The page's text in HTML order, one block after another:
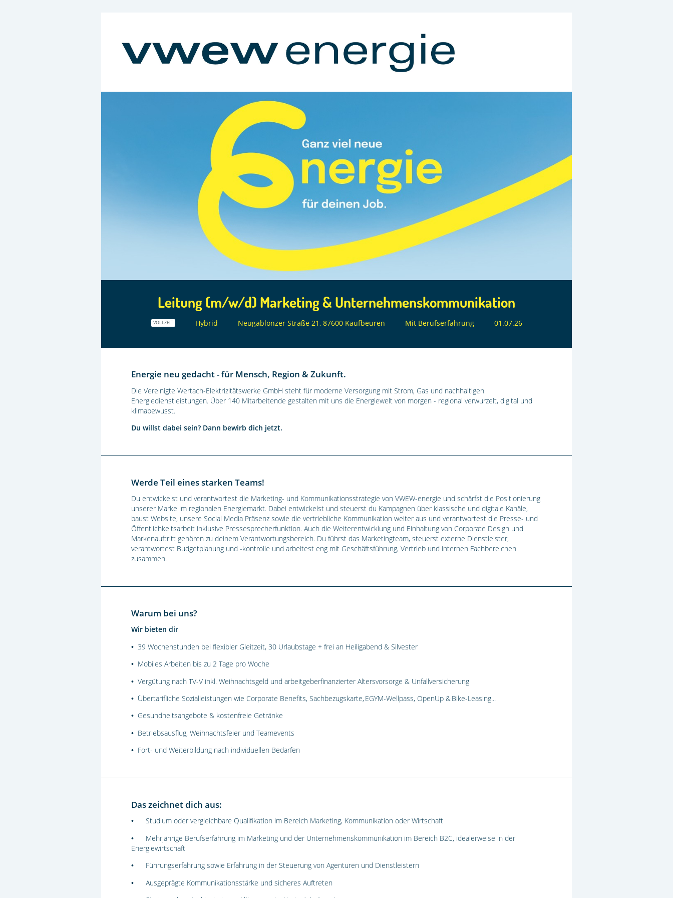
Leitung (m/w/d) Marketing & Unternehmenskommunikation
VOLLZEIT Hybrid Neugablonzer Straße 21, 87600 Kaufbeuren Mit Berufserfahrung 01.07.26
Energie neu gedacht - für Mensch, Region & Zukunft.
Die Vereinigte Wertach-Elektrizitätswerke GmbH steht für moderne Versorgung mit Strom, Gas und nachhaltigen
Energiedienstleistungen. Über 140 Mitarbeitende gestalten mit uns die Energiewelt von morgen - regional verwurzelt, digital und
klimabewusst.
Du willst dabei sein? Dann bewirb dich jetzt.
Werde Teil eines starken Teams!
Du entwickelst und verantwortest die Marketing- und Kommunikationsstrategie von VWEW-energie und schärfst die Positionierung
unserer Marke im regionalen Energiemarkt. Dabei entwickelst und steuerst du Kampagnen über klassische und digitale Kanäle,
baust Website, unsere Social Media Präsenz sowie die vertriebliche Kommunikation weiter aus und verantwortest die Presse- und
Öffentlichkeitsarbeit inklusive Pressesprecherfunktion. Auch die Weiterentwicklung und Einhaltung von Corporate Design und
Markenauftritt gehören zu deinem Verantwortungsbereich. Du führst das Marketingteam, steuerst externe Dienstleister,
verantwortest Budgetplanung und -kontrolle und arbeitest eng mit Geschäftsführung, Vertrieb und internen Fachbereichen
zusammen.
Warum bei uns?
Wir bieten dir
• 39 Wochenstunden bei flexibler Gleitzeit, 30 Urlaubstage + frei an Heiligabend & Silvester
• Mobiles Arbeiten bis zu 2 Tage pro Woche
• Vergütung nach TV-V inkl. Weihnachtsgeld und arbeitgeberfinanzierter Altersvorsorge & Unfallversicherung
• Übertarifliche Sozialleistungen wie Corporate Benefits, Sachbezugskarte, EGYM-Wellpass, OpenUp & Bike-Leasing...
• Gesundheitsangebote & kostenfreie Getränke
• Betriebsausflug, Weihnachtsfeier und Teamevents
• Fort- und Weiterbildung nach individuellen Bedarfen
Das zeichnet dich aus:
• Studium oder vergleichbare Qualifikation im Bereich Marketing, Kommunikation oder Wirtschaft
•
Mehrjährige Berufserfahrung im Marketing und der Unternehmenskommunikation im Bereich B2C, idealerweise in der
Energiewirtschaft
• Führungserfahrung sowie Erfahrung in der Steuerung von Agenturen und Dienstleistern
• Ausgeprägte Kommunikationsstärke und sicheres Auftreten